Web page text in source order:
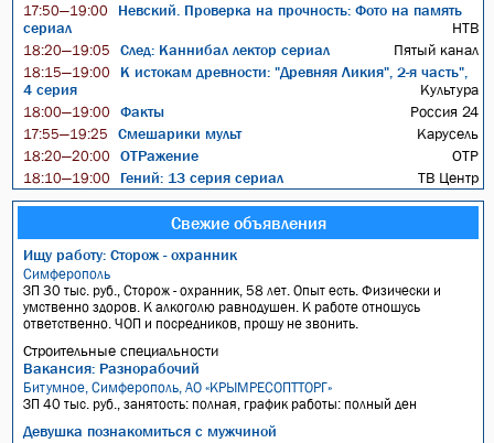
17:50—19:00
Невский. Проверка на прочность: Фото на память
сериал
НТВ
18:20—19:05 След: Каннибал лектор сериал Пятый канал
18:15—19:00
К истокам древности: "Древняя Ликия", 2-я часть",
4 серия
Культура
18:00—19:00 Факты Россия 24
17:55—19:25 Смешарики мульт Карусель
18:20—20:00 ОТРажение ОТР
18:10—19:00 Гений: 13 серия сериал ТВ Центр
Свежие объявления
Ищу работу: Сторож - охранник
Симферополь
ЗП 30 тыс. руб., Сторож - охранник, 58 лет. Опыт есть. Физически и
умственно здоров. К алкоголю равнодушен. К работе отношусь
ответственно. ЧОП и посредников, прошу не звонить.
Строительные специальности
Вакансия: Разнорабочий
Битумное, Симферополь, АО «КРЫМРЕСОПТТОРГ»
ЗП 40 тыс. руб., занятость: полная, график работы: полный ден
Девушка познакомиться с мужчиной